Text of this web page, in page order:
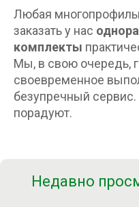
Любая
заказать у нас
комплекты
Мы, в свою очередь,
своевременное
безупречный
порадуют.
Недавно